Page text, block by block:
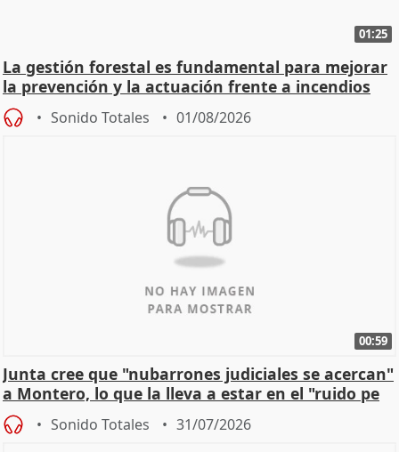
01:25
La gestión forestal es fundamental para mejorar
la prevención y la actuación frente a incendios
Sonido Totales 01/08/2026
00:59
Junta cree que "nubarrones judiciales se acercan"
a Montero, lo que la lleva a estar en el "ruido pe
Sonido Totales 31/07/2026